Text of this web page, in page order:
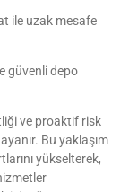
ile uzak mesafe
güvenli depo
ve proaktif risk
Bu yaklaşım
yükselterek,